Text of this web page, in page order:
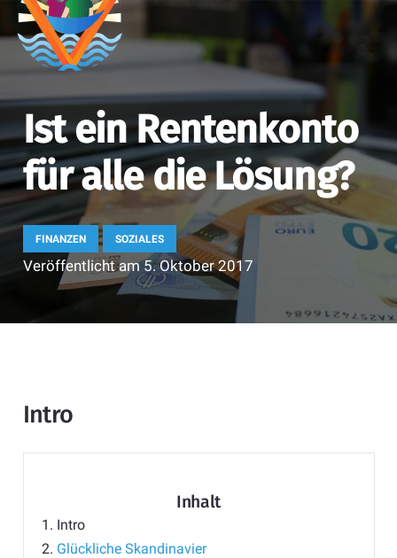
Ist ein Rentenkonto
für alle die Lösung?
FINANZEN SOZIALES
Veröffentlicht am5. Oktober 2017
Intro
Inhalt
1. Intro
2. Glückliche Skandinavier